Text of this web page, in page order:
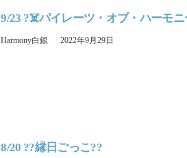
9/23 ?‍☠️パイレーツ・オブ・ハーモ
Harmony白銀 2022年9月29日
8/20 ??縁日ごっこ??